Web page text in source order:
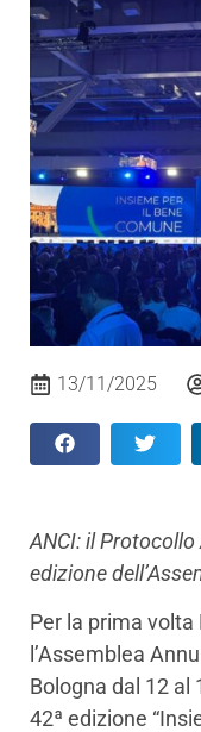
13/11/2025
ANCI: il
edizione
Per la prima
l’Assemblea
Bologna dal 12 al
42ª edizione